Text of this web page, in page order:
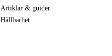
Artiklar & guider
Hållbarhet